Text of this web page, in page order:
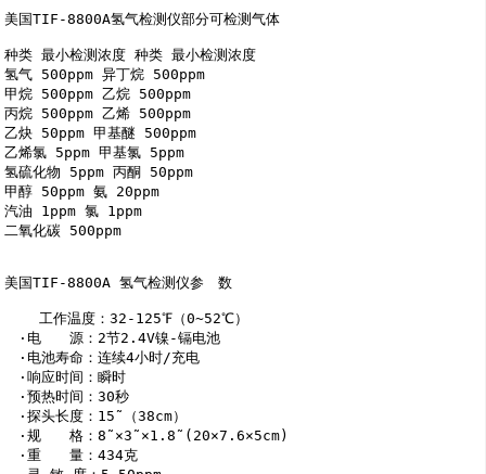
美国TIF-8800A氢气检测仪部分可检测气体
种类 最小检测浓度 种类 最小检测浓度
氢气 500ppm 异丁烷 500ppm
甲烷 500ppm 乙烷 500ppm
丙烷 500ppm 乙烯 500ppm
乙炔 50ppm 甲基醚 500ppm
乙烯氯 5ppm 甲基氯 5ppm
氢硫化物 5ppm 丙酮 50ppm
甲醇 50ppm 氨 20ppm
汽油 1ppm 氯 1ppm
二氧化碳 500ppm
美国TIF-8800A 氢气检测仪参　数
    工作温度：32-125℉（0~52℃）
·电　　源：2节2.4V镍-镉电池
·电池寿命：连续4小时/充电
·响应时间：瞬时
·预热时间：30秒
·探头长度：15˜（38cm）
·规　　格：8˜×3˜×1.8˜(20×7.6×5cm)
·重　　量：434克